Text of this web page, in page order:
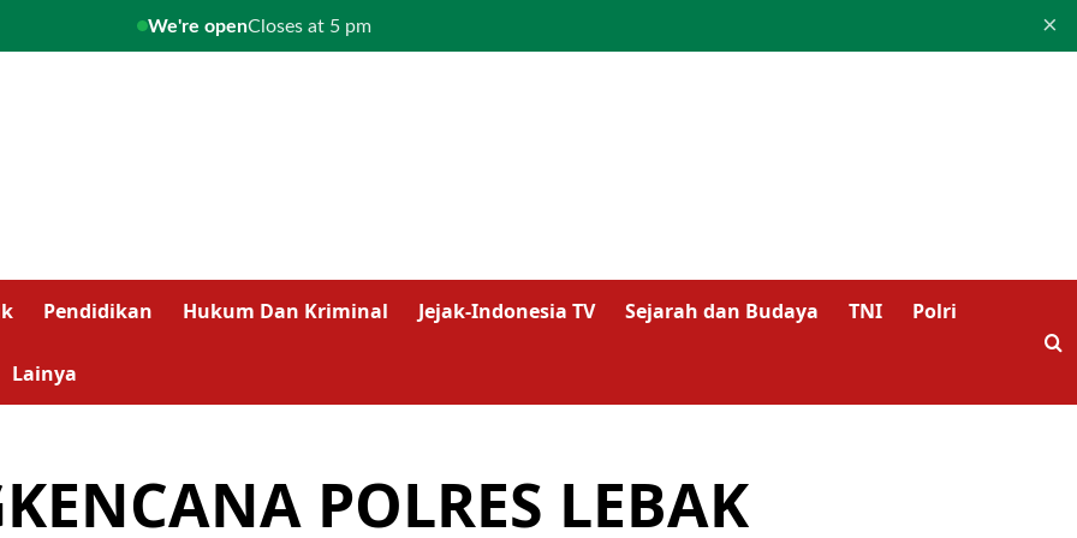
We're openCloses at 5 pm ×
Pendidikan Hukum Dan Kriminal Jejak-Indonesia TV Sejarah dan Budaya TNI Polri
Lainya
POLRES LEBAK